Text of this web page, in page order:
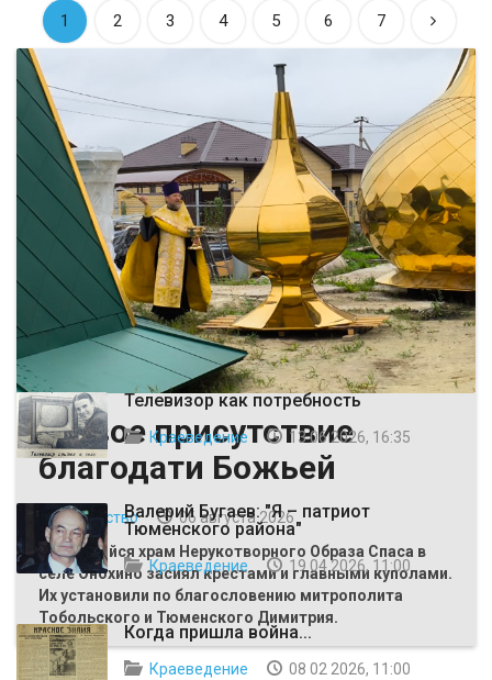
1 2 3 4 5 6 7
Живое присутствие
благодати Божьей
Общество
06 августа 2026
Строящийся храм Нерукотворного Образа Спаса в
селе Онохино засиял крестами и главными куполами.
Их установили по благословению митрополита
Тобольского и Тюменского Димитрия.
ВЫБОР РЕДАКЦИИ
Телевизор как потребность
Краеведение 13 06 2026, 16:35
Валерий Бугаев: "Я – патриот
Тюменского района"
Краеведение 19 04 2026, 11:00
Когда пришла война...
Краеведение 08 02 2026, 11:00